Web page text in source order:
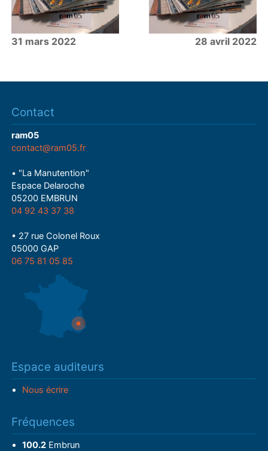
31 mars 2022 28 avril 2022
Contact
ram05
contact@ram05.fr
• "La Manutention"
Espace Delaroche
05200 EMBRUN
04 92 43 37 38
• 27 rue Colonel Roux
05000 GAP
06 75 81 05 85
Espace auditeurs
Nous écrire
Fréquences
100.2Embrun